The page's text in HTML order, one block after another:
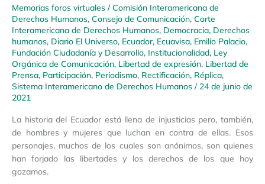
Memorias foros virtuales /Comisión Interamericana de
Derechos Humanos, Consejo de Comunicación, Corte
Interamericana de Derechos Humanos, Democracia, Derechos
humanos, Diario El Universo, Ecuador, Ecuavisa, Emilio Palacio,
Fundación Ciudadanía y Desarrollo, Institucionalidad, Ley
Orgánica de Comunicación, Libertad de expresión, Libertad de
Prensa, Participación, Periodismo, Rectificación, Réplica,
Sistema Interamericano de Derechos Humanos / 24 de junio de
2021
La historia del Ecuador está llena de injusticias pero, también,
de hombres y mujeres que luchan en contra de ellas. Esos
personajes, muchos de los cuales son anónimos, son quienes
han forjado las libertades y los derechos de los que hoy
gozamos.